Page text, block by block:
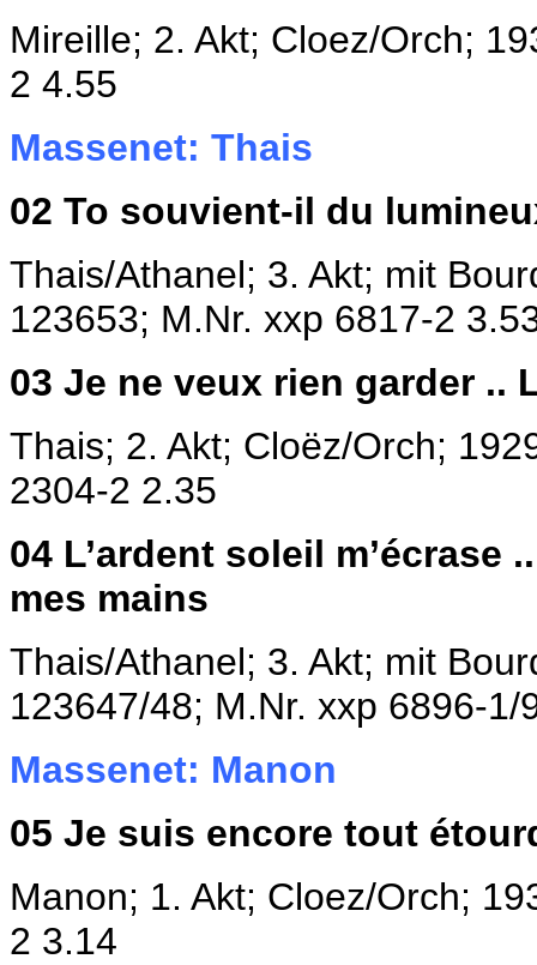
Mireille; 2. Akt; Cloez/Orch;
2 4.55
Massenet: Thais
02 To souvient-il du
Thais/Athanel; 3. Akt; mit
123653; M.Nr. xxp 6817-2
03 Je ne veux rien garder ..
Thais; 2. Akt; Cloëz/Orch;
2304-2 2.35
04 L’ardent soleil m’écrase
mes mains
Thais/Athanel; 3. Akt; mit
123647/48; M.Nr. xxp 6896-1/
Massenet: Manon
05 Je suis encore tout
Manon; 1. Akt; Cloez/Orch;
2 3.14